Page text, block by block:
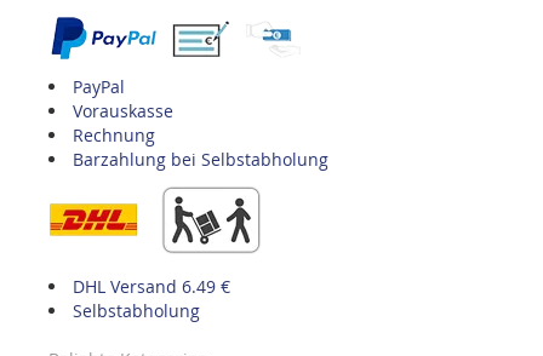
PayPal
Vorauskasse
Rechnung
Barzahlung bei Selbstabholung
DHL Versand 6.49 €
Selbstabholung